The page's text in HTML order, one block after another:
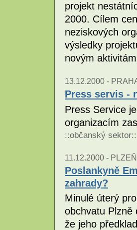
projekt
2000. Cílem
neziskových
výsledky
novým
13.12.2000 -
Press servis -
Press Service
organizacím
::občanský sektor::
11.12.2000 -
Poslankyně
zahrady?
Minulé úterý
obchvatu Plzně
že jeho